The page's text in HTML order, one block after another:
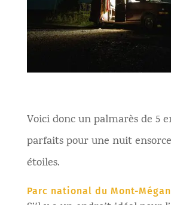
Voici donc un palmarès de 5
parfaits pour une nuit
étoiles.
Parc national du Mont-